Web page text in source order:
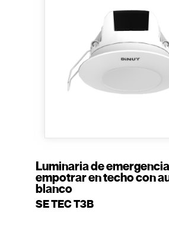
Luminaria de
empotrar en techo con
blanco
SE TEC T3B